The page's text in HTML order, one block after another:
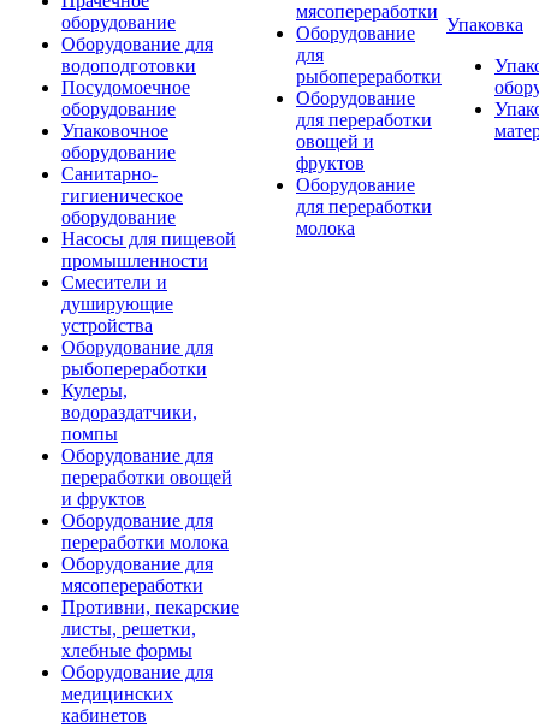
оборудование
Оборудование для
водоподготовки
Посудомоечное
оборудование
Упаковочное
оборудование
Санитарно-
гигиеническое
оборудование
Насосы для пищевой
промышленности
Смесители и
душирующие
устройства
Оборудование для
рыбопереработки
Кулеры,
водораздатчики,
помпы
Оборудование для
переработки овощей
и фруктов
Оборудование для
переработки молока
Оборудование для
мясопереработки
Противни, пекарские
листы, решетки,
хлебные формы
Оборудование для
медицинских
кабинетов
мясопереработки
Оборудование
для
рыбопереработки
Оборудование
для переработки
овощей и
фруктов
Оборудование
для переработки
молока
Упаковка